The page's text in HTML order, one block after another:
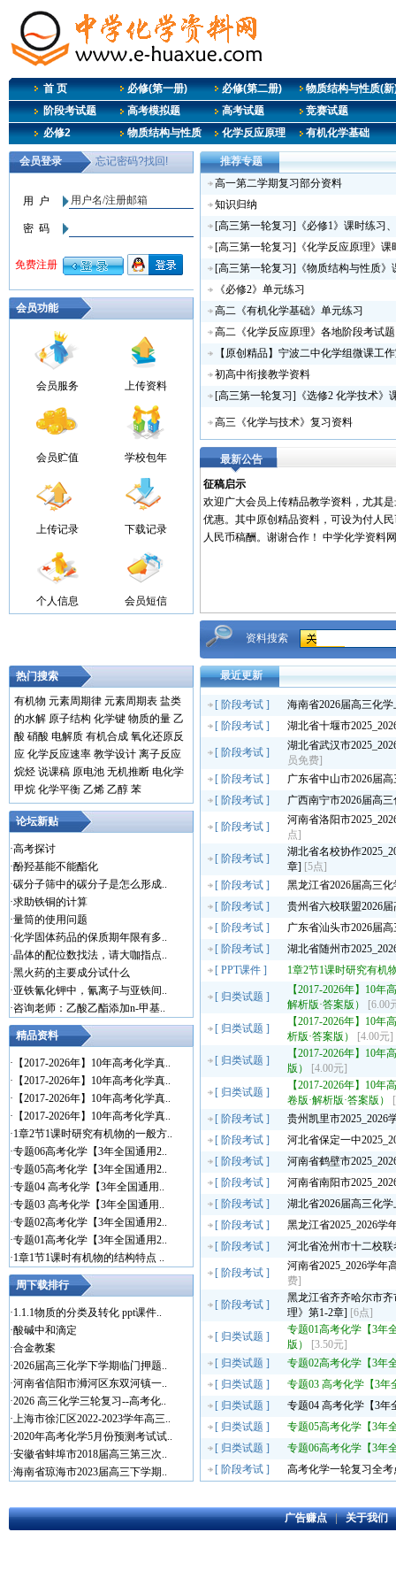
首 页 必修(第一册) 必修(第二册)
物质结构与性质(新
阶段考试题
高考模拟题 高考试题
竞赛试题
必修2
物质结构与性质 化学反应原理 有机化学基础
会员功能
会员服务 上传资料
会员贮值 学校包年
上传记录 下载记录
个人信息 会员短信
推荐专题
高一第二学期复习部分资料
知识归纳
[高三第一轮复习]《必修1》课时练习
[高三第一轮复习]《化学反应原理》课
[高三第一轮复习]《物质结构与性质》
《必修2》单元练习
高二《有机化学基础》单元练习
高二《化学反应原理》各地阶段考试题
【原创精品】宁波二中化学组微课工
初高中衔接教学资料
[高三第一轮复习]《选修2 化学技术》
高三《化学与技术》复习资料
最新公告
征稿启示
欢迎广大会员上传精品教学资料，尤其
优惠。其中原创精品资料，可设为付人
人民币稿酬。谢谢合作！ 中学化学资料
资料搜索
热门搜索
有机物 元素周期律 元素周期表 盐类
的水解 原子结构 化学键 物质的量 乙
酸 硝酸 电解质 有机合成 氧化还原反
应 化学反应速率 教学设计 离子反应
烷烃 说课稿 原电池 无机推断 电化学
甲烷 化学平衡 乙烯 乙醇 苯
论坛新贴
·高考探讨
·酚羟基能不能酯化
·碳分子筛中的碳分子是怎么形成..
·求助铁铜的计算
·量筒的使用问题
·化学固体药品的保质期年限有多..
·晶体的配位数找法，请大咖指点..
·黑火药的主要成分试什么
·亚铁氰化钾中，氰离子与亚铁间..
·咨询老师：乙酸乙酯添加n-甲基..
精品资料
· 【2017-2026年】10年高考化学真..
· 【2017-2026年】10年高考化学真..
· 【2017-2026年】10年高考化学真..
· 【2017-2026年】10年高考化学真..
·1章2节1课时研究有机物的一般方..
·专题06高考化学【3年全国通用2..
·专题05高考化学【3年全国通用2..
·专题04 高考化学【3年全国通用..
·专题03 高考化学【3年全国通用..
·专题02高考化学【3年全国通用2..
·专题01高考化学【3年全国通用2..
·1章1节1课时有机物的结构特点 ..
周下载排行
·1.1.1物质的分类及转化 ppt课件..
·酸碱中和滴定
·合金教案
·2026届高三化学下学期临门押题..
·河南省信阳市浉河区东双河镇一..
·2026 高三化学三轮复习--高考化..
·上海市徐汇区2022-2023学年高三..
·2020年高考化学5月份预测考试试..
·安徽省蚌埠市2018届高三第三次..
·海南省琼海市2023届高三下学期..
最近更新
[ 阶段考试 ]
海南省2026届高三化
[ 阶段考试 ] 湖北省十堰市
[ 阶段考试 ]
湖北省武汉市
员免费]
[ 阶段考试 ]
广东省中山市2026届
[ 阶段考试 ] 广西南宁市2026届高
[ 阶段考试 ]
河南省洛阳市
点]
[ 阶段考试 ]
湖北省名校协作
章] [5点]
[ 阶段考试 ]
黑龙江省2026届高三
[ 阶段考试 ]
贵州省六校联盟2026
[ 阶段考试 ]
广东省汕头市2026届
[ 阶段考试 ]
湖北省随州市
[ PPT课件 ] 1章2节1课时研究有机
[ 归类试题 ]
【2017-2026年】10
解析版·答案版）
[6.00
[ 归类试题 ]
【2017-2026年】10
析版·答案版）
[4.00元]
[ 归类试题 ]
【2017-2026年】10
版）
[4.00元]
[ 归类试题 ]
【2017-2026年】10
卷版·解析版·答案版）
[ 阶段考试 ]
贵州凯里市
[ 阶段考试 ]
河北省保定一中
[ 阶段考试 ]
河南省鹤壁市
[ 阶段考试 ]
河南省南阳市
[ 阶段考试 ]
湖北省2026届高三化
[ 阶段考试 ]
黑龙江省2025_2026
[ 阶段考试 ] 河北省沧州市十二校
[ 阶段考试 ]
河南省2025_2026学
费]
[ 阶段考试 ]
黑龙江省齐齐哈尔市
理》第1-2章] [6点]
[ 归类试题 ]
专题01高考化学【3年
版）
[3.50元]
[ 归类试题 ]
专题02高考化学【3年
[ 归类试题 ]
专题03 高考化学【3年
[ 归类试题 ]
专题04 高考化学【3年
[ 归类试题 ]
专题05高考化学【3年
[ 归类试题 ]
专题06高考化学【3年
[ 阶段考试 ] 高考化学一轮复习全
广告赚点|关于我们